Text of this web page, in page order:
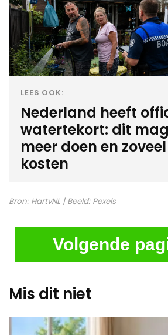
LEES OOK:
Nederland heeft
watertekort: dit
meer doen en
kosten
Bron: HartvNL | Beeld: Pexels
Volgende
Mis dit niet